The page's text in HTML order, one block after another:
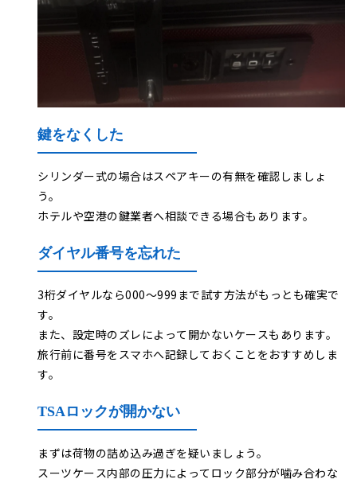
鍵をなくした
シリンダー式の場合はスペアキーの有無を確認しましょ
う。
ホテルや空港の鍵業者へ相談できる場合もあります。
ダイヤル番号を忘れた
3桁ダイヤルなら000〜999まで試す方法がもっとも確実で
す。
また、設定時のズレによって開かないケースもあります。
旅行前に番号をスマホへ記録しておくことをおすすめしま
す。
TSAロックが開かない
まずは荷物の詰め込み過ぎを疑いましょう。
スーツケース内部の圧力によってロック部分が噛み合わな